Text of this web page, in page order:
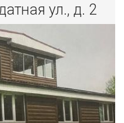
ул., д. 2